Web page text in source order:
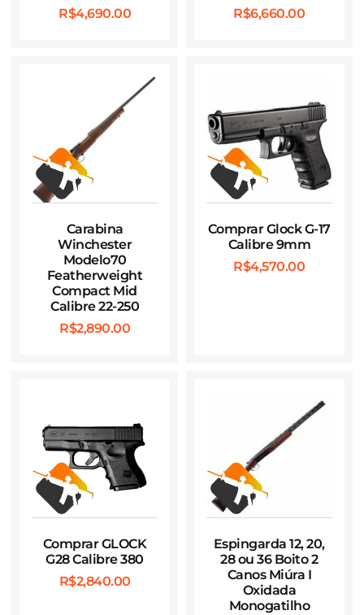
R$4,690.00
R$6,660.00
Carabina
Winchester
Modelo70
Featherweight
Compact Mid
Calibre 22-250
R$2,890.00
Comprar Glock G-17
Calibre 9mm
R$4,570.00
Comprar GLOCK
G28 Calibre 380
R$2,840.00
Espingarda 12, 20,
28 ou 36 Boito 2
Canos Miúra I
Oxidada
Monogatilho